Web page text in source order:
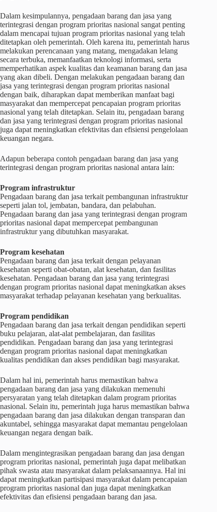
Dalam kesimpulannya, pengadaan barang dan jasa yang
terintegrasi dengan program prioritas nasional sangat penting
dalam mencapai tujuan program prioritas nasional yang telah
ditetapkan oleh pemerintah. Oleh karena itu, pemerintah harus
melakukan perencanaan yang matang, mengadakan lelang
secara terbuka, memanfaatkan teknologi informasi, serta
memperhatikan aspek kualitas dan keamanan barang dan jasa
yang akan dibeli. Dengan melakukan pengadaan barang dan
jasa yang terintegrasi dengan program prioritas nasional
dengan baik, diharapkan dapat memberikan manfaat bagi
masyarakat dan mempercepat pencapaian program prioritas
nasional yang telah ditetapkan. Selain itu, pengadaan barang
dan jasa yang terintegrasi dengan program prioritas nasional
juga dapat meningkatkan efektivitas dan efisiensi pengelolaan
keuangan negara.
Adapun beberapa contoh pengadaan barang dan jasa yang
terintegrasi dengan program prioritas nasional antara lain:
Program infrastruktur
Pengadaan barang dan jasa terkait pembangunan infrastruktur
seperti jalan tol, jembatan, bandara, dan pelabuhan.
Pengadaan barang dan jasa yang terintegrasi dengan program
prioritas nasional dapat mempercepat pembangunan
infrastruktur yang dibutuhkan masyarakat.
Program kesehatan
Pengadaan barang dan jasa terkait dengan pelayanan
kesehatan seperti obat-obatan, alat kesehatan, dan fasilitas
kesehatan. Pengadaan barang dan jasa yang terintegrasi
dengan program prioritas nasional dapat meningkatkan akses
masyarakat terhadap pelayanan kesehatan yang berkualitas.
Program pendidikan
Pengadaan barang dan jasa terkait dengan pendidikan seperti
buku pelajaran, alat-alat pembelajaran, dan fasilitas
pendidikan. Pengadaan barang dan jasa yang terintegrasi
dengan program prioritas nasional dapat meningkatkan
kualitas pendidikan dan akses pendidikan bagi masyarakat.
Dalam hal ini, pemerintah harus memastikan bahwa
pengadaan barang dan jasa yang dilakukan memenuhi
persyaratan yang telah ditetapkan dalam program prioritas
nasional. Selain itu, pemerintah juga harus memastikan bahwa
pengadaan barang dan jasa dilakukan dengan transparan dan
akuntabel, sehingga masyarakat dapat memantau pengelolaan
keuangan negara dengan baik.
Dalam mengintegrasikan pengadaan barang dan jasa dengan
program prioritas nasional, pemerintah juga dapat melibatkan
pihak swasta atau masyarakat dalam pelaksanaannya. Hal ini
dapat meningkatkan partisipasi masyarakat dalam pencapaian
program prioritas nasional dan juga dapat meningkatkan
efektivitas dan efisiensi pengadaan barang dan jasa.